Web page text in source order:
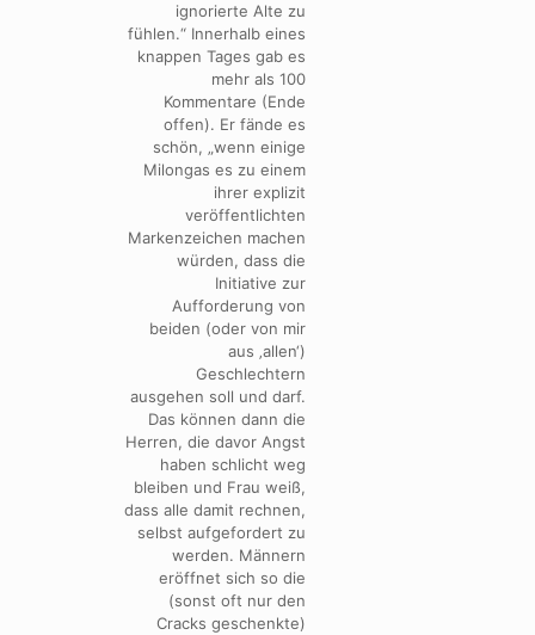
ignorierte Alte zu
fühlen.“ Innerhalb eines
knappen Tages gab es
mehr als 100
Kommentare (Ende
offen). Er fände es
schön, „wenn einige
Milongas es zu einem
ihrer explizit
veröffentlichten
Markenzeichen machen
würden, dass die
Initiative zur
Aufforderung von
beiden (oder von mir
aus ‚allen‘)
Geschlechtern
ausgehen soll und darf.
Das können dann die
Herren, die davor Angst
haben schlicht weg
bleiben und Frau weiß,
dass alle damit rechnen,
selbst aufgefordert zu
werden. Männern
eröffnet sich so die
(sonst oft nur den
Cracks geschenkte)